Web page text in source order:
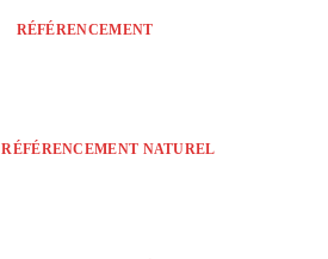
RÉFÉRENCEMENT
RÉFÉRENCEMENT NATUREL